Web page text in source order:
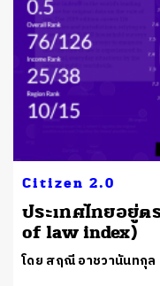
Citizen 2.0
ประเทศไทยอยู่
of law index)
โดย สฤณี อาชวานันทกุล